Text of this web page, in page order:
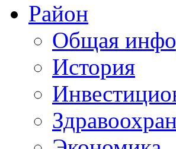
Район
Общая
История